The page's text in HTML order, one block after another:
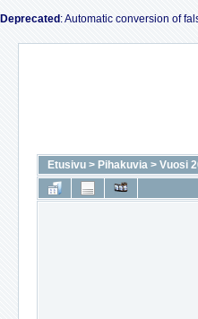
Deprecated : Automatic conversion of
Etusivu > Pihakuvia > Vuosi